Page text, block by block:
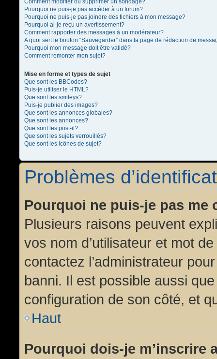
Comment modifier ou supprimer un sondage?
Pourquoi ne puis-je pas accéder à un forum?
Pourquoi ne puis-je pas joindre des fichiers à mon message?
Pourquoi ai-je reçu un avertissement?
Comment rapporter des messages à un modérateur?
A quoi sert le bouton “Sauvegarder” dans la page de rédaction de
Pourquoi mon message doit être validé?
Comment remonter mon sujet?
Mise en forme et types de sujet
Que sont les BBCodes?
Puis-je utiliser le HTML?
Que sont les smileys?
Puis-je publier des images?
Que sont les annonces globales?
Que sont les annonces?
Que sont les post-it?
Que sont les sujets verrouillés?
Que sont les icônes de sujet?
Problèmes
Pourquoi ne puis-je pas me
Plusieurs raisons peuvent
vos nom d’utilisateur et mot
contactez l’administrateur
banni. Il est possible aussi
configuration de son côté, et
Haut
Pourquoi dois-je m’inscrire